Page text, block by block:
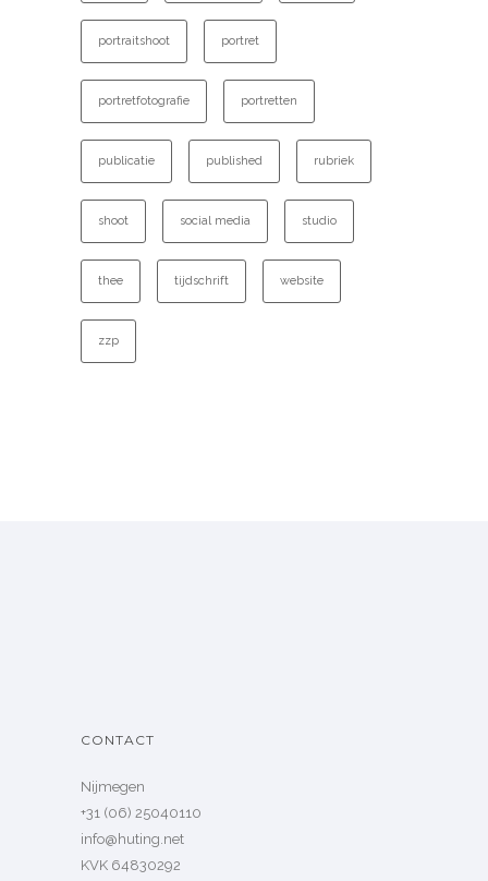
portraitshoot portret
portretfotografie portretten
publicatie published rubriek
shoot social media studio
thee tijdschrift website
zzp
CONTACT
Nijmegen
+31 (06) 25040110
info@huting.net
KVK 64830292